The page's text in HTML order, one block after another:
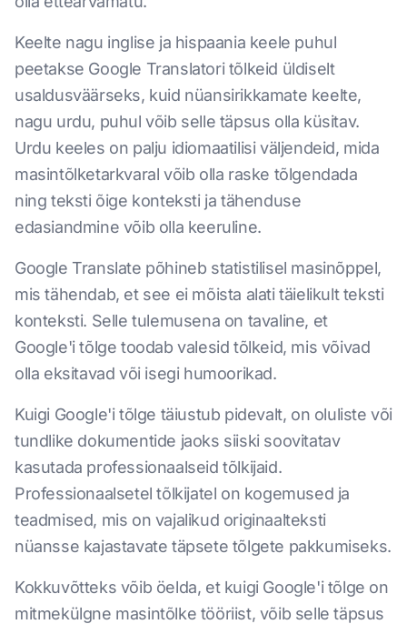
Keelte nagu inglise ja hispaania keele puhul
peetakse Google Translatori tõlkeid üldiselt
usaldusväärseks, kuid nüansirikkamate keelte,
nagu urdu, puhul võib selle täpsus olla küsitav.
Urdu keeles on palju idiomaatilisi väljendeid, mida
masintõlketarkvaral võib olla raske tõlgendada
ning teksti õige konteksti ja tähenduse
edasiandmine võib olla keeruline.
Google Translate põhineb statistilisel masinõppel,
mis tähendab, et see ei mõista alati täielikult teksti
konteksti. Selle tulemusena on tavaline, et
Google'i tõlge toodab valesid tõlkeid, mis võivad
olla eksitavad või isegi humoorikad.
Kuigi Google'i tõlge täiustub pidevalt, on oluliste või
tundlike dokumentide jaoks siiski soovitatav
kasutada professionaalseid tõlkijaid.
Professionaalsetel tõlkijatel on kogemused ja
teadmised, mis on vajalikud originaalteksti
nüansse kajastavate täpsete tõlgete pakkumiseks.
Kokkuvõtteks võib öelda, et kuigi Google'i tõlge on
mitmekülgne masintõlke tööriist, võib selle täpsus